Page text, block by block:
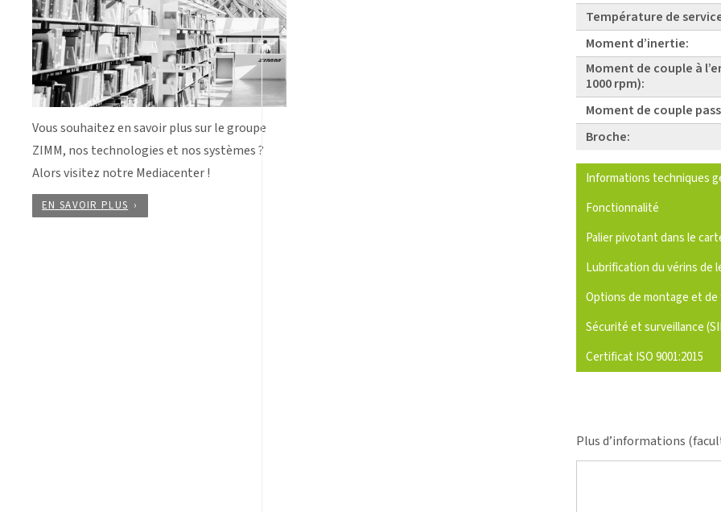
Vous souhaitez en savoir plus sur le groupe
ZIMM, nos technologies et nos systèmes ?
Alors visitez notre Mediacenter !
EN SAVOIR PLUS
Température de
Moment d’inertie:
Moment de couple à
1000 rpm):
Moment de couple
Broche:
Informations techniques
Fonctionnalité
Palier pivotant dans le
Lubrification du vérins de
Options de montage et
Sécurité et surveillance
Certificat ISO 9001:2015
Plus d’informations